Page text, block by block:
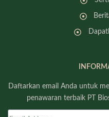
Daftarkan email Anda untuk
penawaran terbaik PT